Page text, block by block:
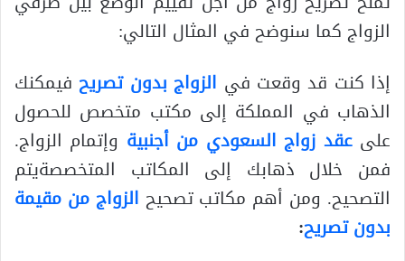
الزواج كما سنوضح في المثال التالي:
إذا كنت قد وقعت في الزواج بدون تصريحفيمكنك
الذهاب في المملكة إلى مكتب متخصص للحصول
علىعقد زواج السعودي من أجنبية وإتمام الزواج.
فمن خلال ذهابك إلى المكاتب المتخصصةيتم
التصحيح. ومن أهم مكاتب تصحيح الزواج من مقيمة
بدون تصريح: